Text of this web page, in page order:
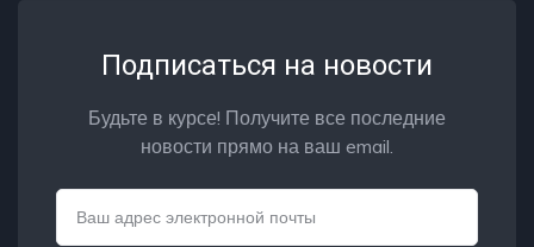
Подписаться на новости
Будьте в курсе! Получите все последние
новости прямо на ваш email.